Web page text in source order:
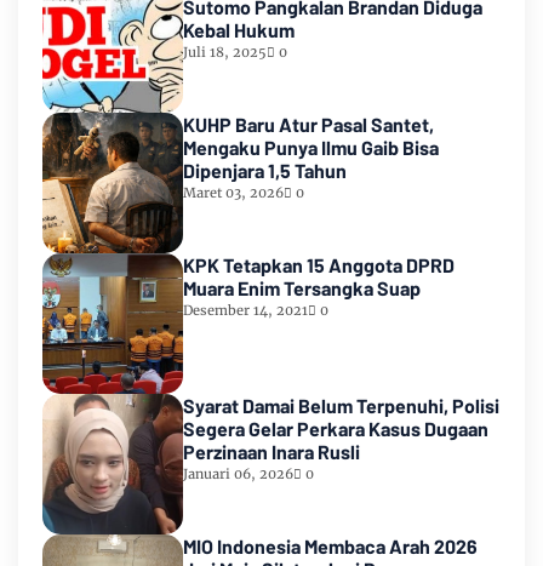
Sutomo Pangkalan Brandan Diduga
Kebal Hukum
Juli 18, 2025 0
KUHP Baru Atur Pasal Santet,
Mengaku Punya Ilmu Gaib Bisa
Dipenjara 1,5 Tahun
Maret 03, 2026 0
KPK Tetapkan 15 Anggota DPRD
Muara Enim Tersangka Suap
Desember 14, 2021 0
Syarat Damai Belum Terpenuhi, Polisi
Segera Gelar Perkara Kasus Dugaan
Perzinaan Inara Rusli
Januari 06, 2026 0
MIO Indonesia Membaca Arah 2026